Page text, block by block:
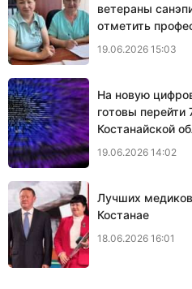
ветераны
отметить
19.06.2026 15:03
На новую
готовы перейти
Костанайской
19.06.2026 14:02
Лучших медиков
Костанае
18.06.2026 16:01